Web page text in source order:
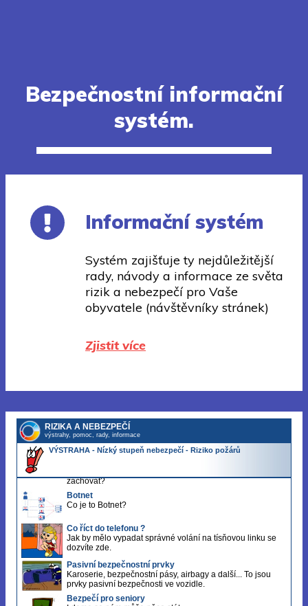
Bezpečnostní informační
systém.
Informační systém
Systém zajišťuje ty nejdůležitější
rady, návody a informace ze světa
rizik a nebezpečí pro Vaše
obyvatele (návštěvníky stránek)
Zjistit více